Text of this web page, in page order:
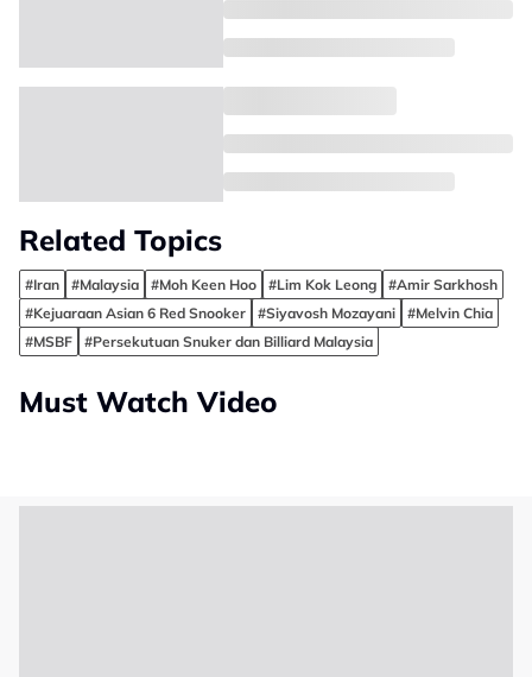
Related Topics
#Iran #Malaysia #Moh Keen Hoo #Lim Kok Leong
#Amir Sarkhosh
#Kejuaraan Asian 6 Red Snooker
#Siyavosh Mozayani
#Melvin Chia
#MSBF
#Persekutuan Snuker dan Billiard Malaysia
Must Watch Video